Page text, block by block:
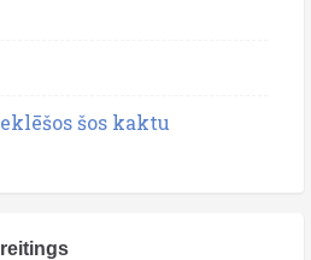
šos kaktu